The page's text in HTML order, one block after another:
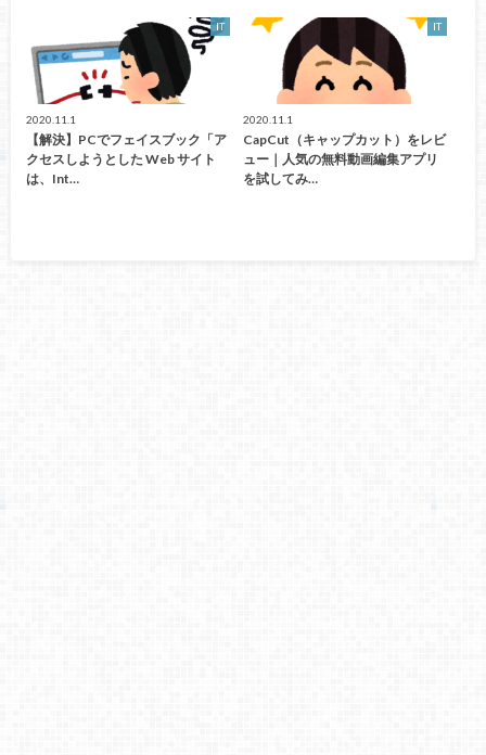
IT
2020.11.1
【解決】PCでフェイスブック「ア
クセスしようとした Web サイト
は、Int…
IT
2020.11.1
CapCut（キャップカット）をレビ
ュー｜人気の無料動画編集アプリ
を試してみ…